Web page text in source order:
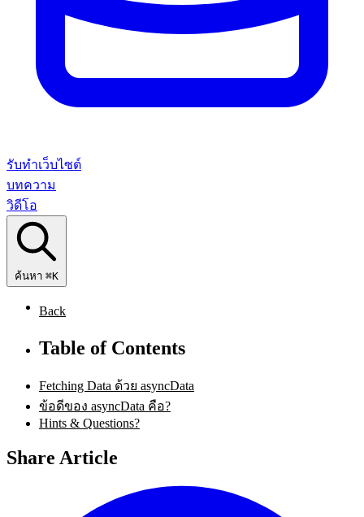
รับทำเว็บไซต์
บทความ
วิดีโอ
ค้นหา ⌘K
Back
Table of Contents
Fetching Data ด้วย asyncData
ข้อดีของ asyncData คือ?
Hints & Questions?
Share Article